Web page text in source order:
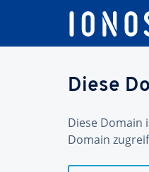
Diese
Diese Domain
Domain